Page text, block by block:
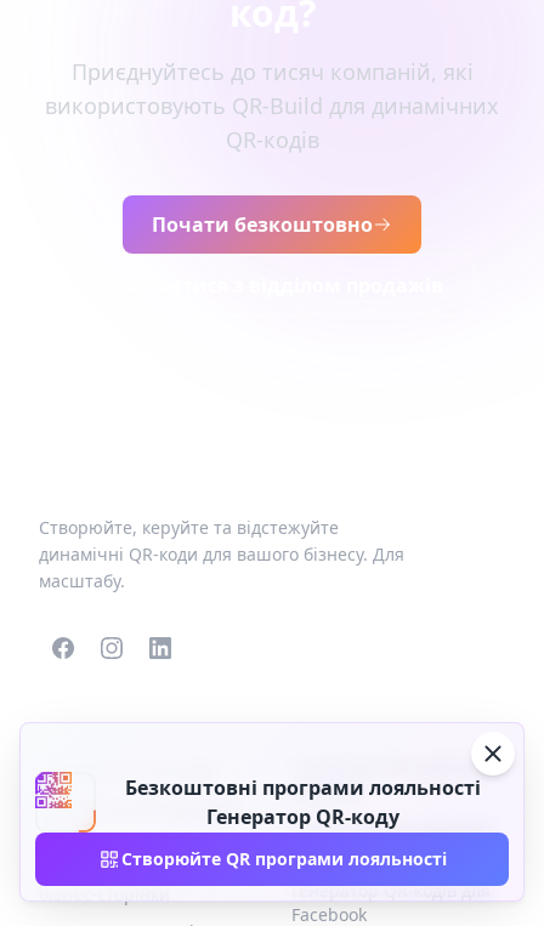
Безкоштовні програми лояльності
Генератор QR-коду
Створюйте QR програми лояльності
Приєднуйтесь до тисяч компаній, які
використовують QR-Build для динамічних
QR-кодів
Почати безкоштовно
Створюйте, керуйте та відстежуйте
динамічні QR-коди для вашого бізнесу. Для
масштабу.
ПОПУЛЯРНІ QR-КОДИ
Генератори QR-кодів
Генератор QR-кодів для
VCard
Генератор QR-кодів для
бізнес-сторінки
ІНШІ ТИПИ
Генератор QR-кодів для
додатків
Генератор QR-кодів для
соціальних мереж
Генератор QR-кодів для
Facebook